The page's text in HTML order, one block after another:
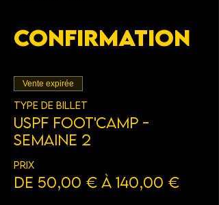
Confirmation
Vente expirée
Type de billet
USPF Foot'Camp -
Semaine 2
Prix
De 50,00 € à 140,00 €